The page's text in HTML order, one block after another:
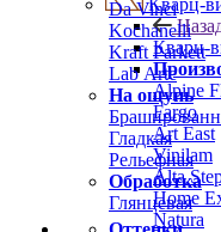
Da Vinci
Kochanelli
Kraft Parkett
Lab Arte
На ощупь
Гладкая
Рельефная
Обработка
Глянцевая
Кварц-
Кварц-
Alpine
Fargo
Art East
Vinilam
Alta
Home
Natura